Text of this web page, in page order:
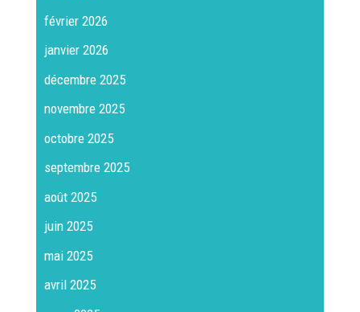
février 2026
janvier 2026
décembre 2025
novembre 2025
octobre 2025
septembre 2025
août 2025
juin 2025
mai 2025
avril 2025